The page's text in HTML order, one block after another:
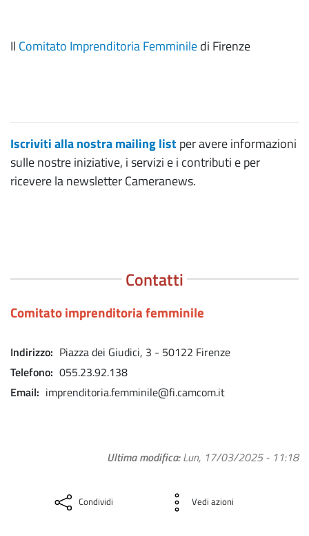
Il Comitato Imprenditoria Femminiledi Firenze
Iscriviti alla nostra mailing listper avere informazioni
sulle nostre iniziative, i servizi e i contributi e per
ricevere la newsletter Cameranews.
Contatti
Comitato imprenditoria femminile
Indirizzo Piazza dei Giudici, 3 - 50122 Firenze
Telefono 055.23.92.138
Email
imprenditoria.femminile@fi.camcom.it
Ultima modifica Lun, 17/03/2025 - 11:18
Condividi Vedi azioni